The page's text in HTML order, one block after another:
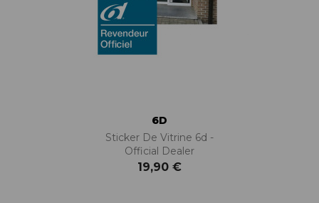
6D
Sticker De Vitrine 6d -
Official Dealer
19,90 €